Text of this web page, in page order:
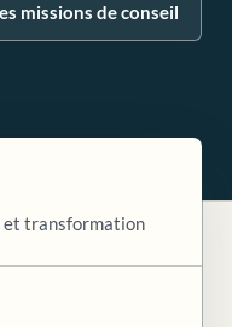
missions de conseil
et transformation